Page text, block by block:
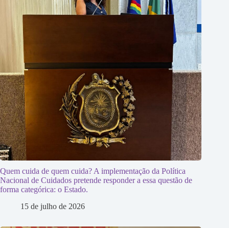
Quem cuida de quem cuida? A implementação da Política
Nacional de Cuidados pretende responder a essa questão de
forma categórica: o Estado.
15 de julho de 2026